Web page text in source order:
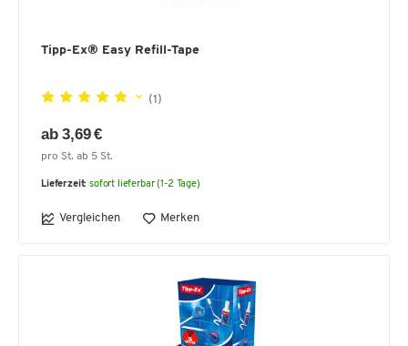
Tipp-Ex® Easy Refill-Tape
(1)
ab 3,69 €
pro St. ab 5 St.
Lieferzeit: sofort lieferbar (1-2 Tage)
Vergleichen Merken